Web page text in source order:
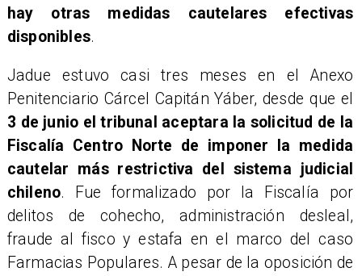
hay otras medidas cautelares efectivas
disponibles.
Jadue estuvo casi tres meses en el Anexo
Penitenciario Cárcel Capitán Yáber, desde que el
3 de junio el tribunal aceptara la solicitud de la
Fiscalía Centro Norte de imponer la medida
cautelar más restrictiva del sistema judicial
chileno. Fue formalizado por la Fiscalía por
delitos de cohecho, administración desleal,
fraude al fisco y estafa en el marco del caso
Farmacias Populares. A pesar de la oposición de